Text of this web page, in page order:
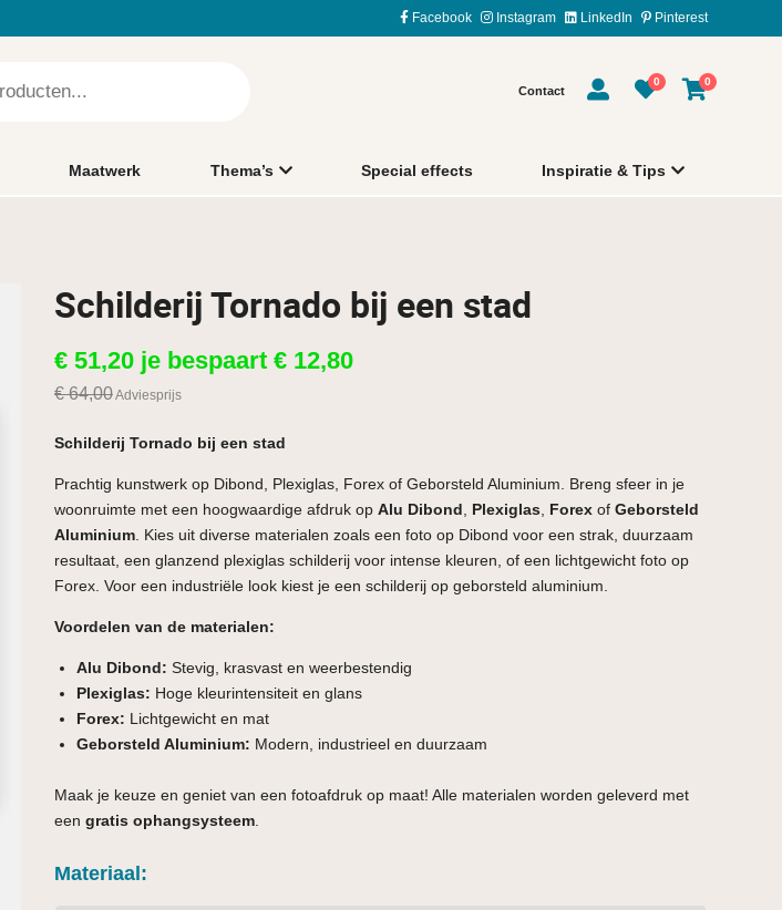
Facebook Instagram LinkedIn Pinterest
Contact
0 0
Maatwerk Thema’s Special effects Inspiratie & Tips
Schilderij Tornado bij een stad
€ 51,20 je bespaart € 12,80
€64,00Adviesprijs
Schilderij Tornado bij een stad
Prachtig kunstwerk op Dibond, Plexiglas, Forex of Geborsteld Aluminium. Breng sfeer in je
woonruimte met een hoogwaardige afdruk op Alu Dibond Plexiglas Forex of Geborsteld
Aluminium . Kies uit diverse materialen zoals een foto op Dibond voor een strak, duurzaam
resultaat, een glanzend plexiglas schilderij voor intense kleuren, of een lichtgewicht foto op
Forex. Voor een industriële look kiest je een schilderij op geborsteld aluminium.
Voordelen van de materialen:
Alu Dibond: Stevig, krasvast en weerbestendig
Plexiglas: Hoge kleurintensiteit en glans
Forex: Lichtgewicht en mat
Geborsteld Aluminium: Modern, industrieel en duurzaam
Maak je keuze en geniet van een fotoafdruk op maat! Alle materialen worden geleverd met
een gratis ophangsysteem
Materiaal